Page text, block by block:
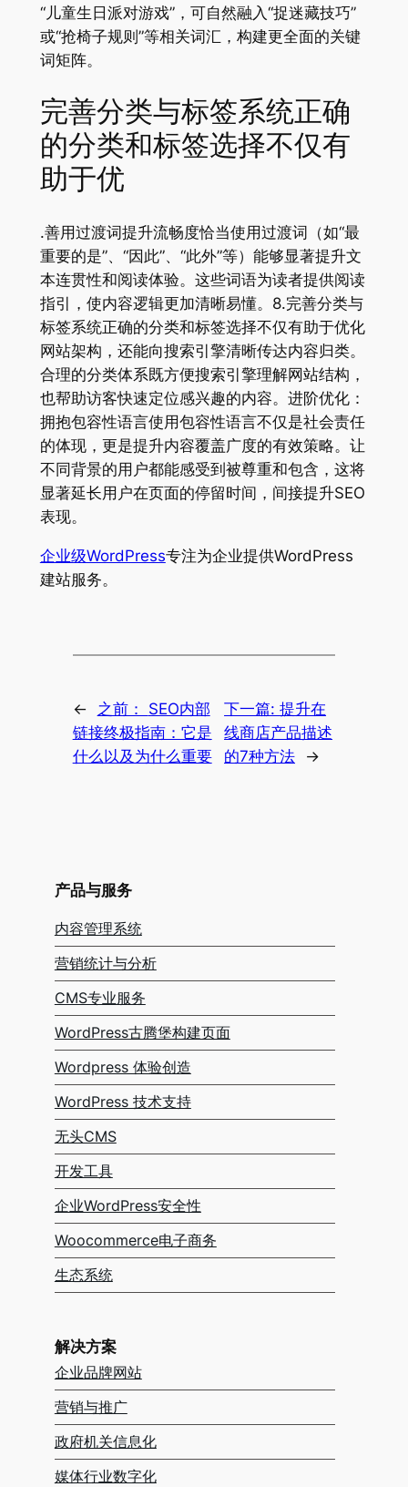
“儿童生日派对游戏”，可自然融入“捉迷藏技巧”
或“抢椅子规则”等相关词汇，构建更全面的关键
词矩阵。
完善分类与标签系统正确
的分类和标签选择不仅有
助于优
.善用过渡词提升流畅度恰当使用过渡词（如“最
重要的是”、“因此”、“此外”等）能够显著提升文
本连贯性和阅读体验。这些词语为读者提供阅读
指引，使内容逻辑更加清晰易懂。8.完善分类与
标签系统正确的分类和标签选择不仅有助于优化
网站架构，还能向搜索引擎清晰传达内容归类。
合理的分类体系既方便搜索引擎理解网站结构，
也帮助访客快速定位感兴趣的内容。进阶优化：
拥抱包容性语言使用包容性语言不仅是社会责任
的体现，更是提升内容覆盖广度的有效策略。让
不同背景的用户都能感受到被尊重和包含，这将
显著延长用户在页面的停留时间，间接提升SEO
表现。
企业级WordPress专注为企业提供WordPress
建站服务。
← 之前： SEO内部
链接终极指南：它是
什么以及为什么重要
下一篇:提升在
线商店产品描述
的7种方法
→
产品与服务
内容管理系统
营销统计与分析
CMS专业服务
WordPress古腾堡构建页面
Wordpress 体验创造
WordPress 技术支持
无头CMS
开发工具
企业WordPress安全性
Woocommerce电子商务
生态系统
解决方案
企业品牌网站
营销与推广
政府机关信息化
媒体行业数字化